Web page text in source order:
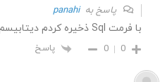
پاسخ بهpanahi
با فرمت Sql ذخیره کردم دیتابیسم رو درست شد
0
0 پاسخ